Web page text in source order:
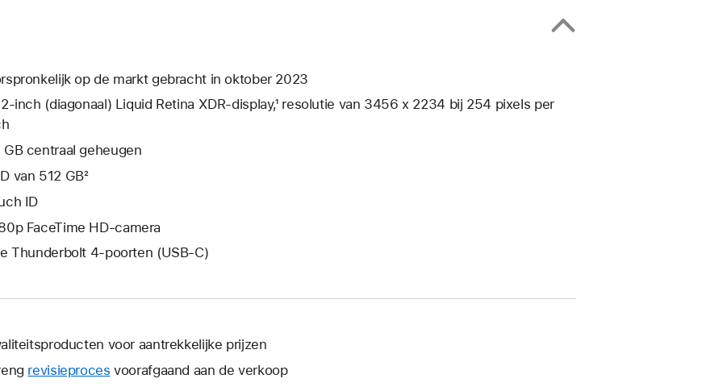
op de markt gebracht in oktober 2023
(diagonaal) Liquid Retina XDR-display,¹ resolutie van 3456 x 2234 bij 254 pixels per
centraal geheugen
van 512 GB²
ID
FaceTime HD-camera
Thunderbolt 4-poorten (USB‑C)
voor aantrekkelijke prijzen
revisieproces voorafgaand aan de verkoop